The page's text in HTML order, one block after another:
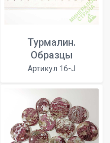
Турмалин.
Образцы
Артикул 16-J